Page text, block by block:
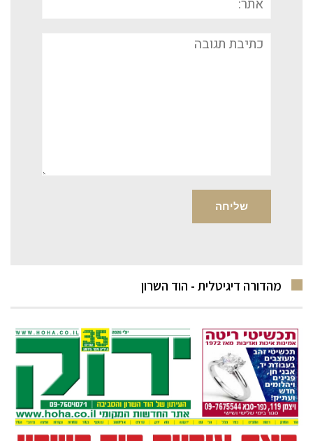
תגובה
מהדורה דיגיטלית - הוד השרון